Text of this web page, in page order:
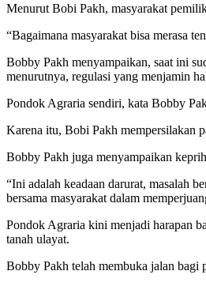
Menurut Bobi Pakh, masyarakat
“Bagaimana masyarakat bisa merasa
Bobby Pakh menyampaikan, saat ini
menurutnya, regulasi yang menjamin
Pondok Agraria sendiri, kata Bobby
Karena itu, Bobi Pakh mempersilakan
Bobby Pakh juga menyampaikan
“Ini adalah keadaan darurat, masalah
bersama masyarakat dalam
Pondok Agraria kini menjadi harapan
tanah ulayat.
Bobby Pakh telah membuka jalan bagi